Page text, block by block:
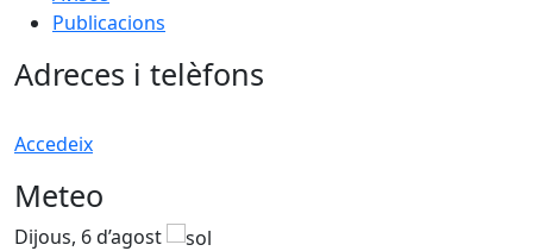
Publicacions
Adreces i telèfons
Accedeix
Meteo
Dijous, 6 d’agost